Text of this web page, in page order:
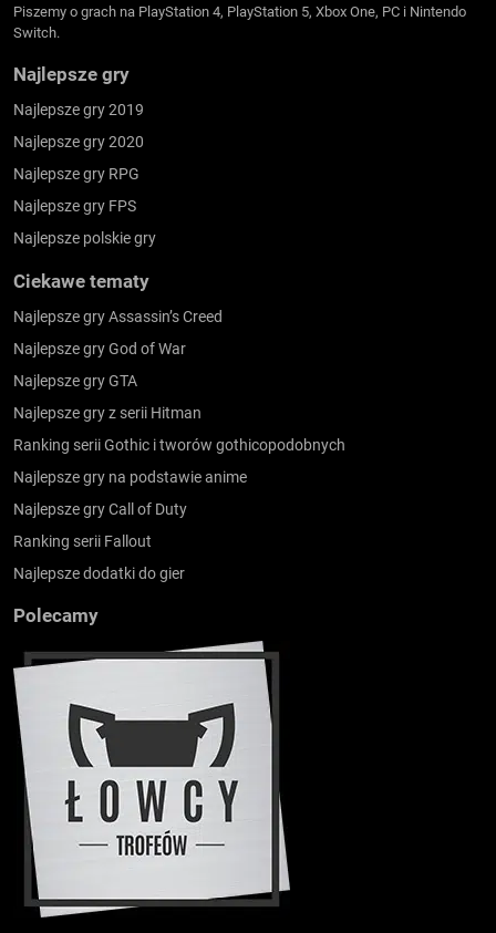
Piszemy o grach na PlayStation 4, PlayStation 5, Xbox One, PC i Nintendo
Switch.
Najlepsze gry
Najlepsze gry 2019
Najlepsze gry 2020
Najlepsze gry RPG
Najlepsze gry FPS
Najlepsze polskie gry
Ciekawe tematy
Najlepsze gry Assassin’s Creed
Najlepsze gry God of War
Najlepsze gry GTA
Najlepsze gry z serii Hitman
Ranking serii Gothic i tworów gothicopodobnych
Najlepsze gry na podstawie anime
Najlepsze gry Call of Duty
Ranking serii Fallout
Najlepsze dodatki do gier
Polecamy